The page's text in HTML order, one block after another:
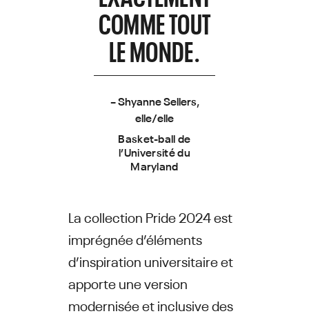
COMME TOUT
LE MONDE.
– Shyanne Sellers,
elle/elle
Basket-ball de
l’Université du
Maryland
La collection Pride 2024 est
imprégnée d’éléments
d’inspiration universitaire et
apporte une version
modernisée et inclusive des